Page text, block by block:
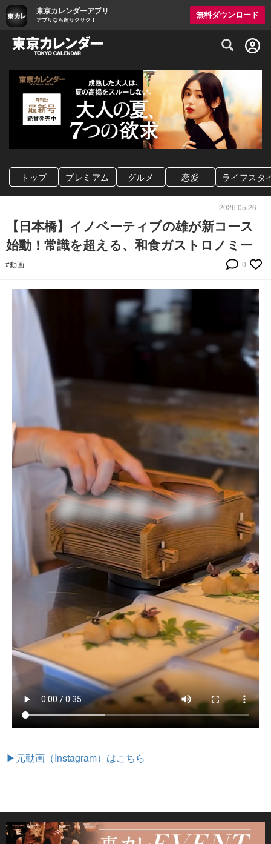
東京カレンダーアプリ
アプリなら超サクサク！
無料ダウンロード
グルメ情報・プレミアムレストラン予約
トップ プレミアム グルメ 恋愛 ライフスタ
2026.05.26
【日本橋】イノベーティブの雄が新コース
始動！常識を超える、和食ガストロノミー
#動画 0
▶元動画（Instagram）はこちら